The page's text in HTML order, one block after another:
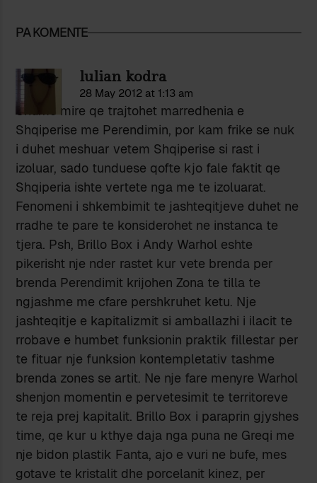
PA KOMENTE
lulian kodra
28 May 2012 at 1:13 am
Shume mire qe trajtohet marredhenia e
Shqiperise me Perendimin, por kam frike se nuk
i duhet meshuar vetem Shqiperise si rast i
izoluar, sado tunduese qofte kjo fale faktit qe
Shqiperia ishte vertete nga me te izoluarat.
Fenomeni i shkembimit te jashteqitjeve duhet ne
rradhe te pare te konsiderohet ne instanca te
tjera. Psh, Brillo Box i Andy Warhol eshte
pikerisht nje nder rastet kur vete brenda per
brenda Perendimit krijohen Zona te tilla te
ngjashme me cfare pershkruhet ketu. Nje
jashteqitje e kapitalizmit si amballazhi i ilacit te
rrobave e humbet funksionin praktik fillestar per
te fituar nje funksion kontempletativ tashme
brenda zones se artit. Ne nje fare menyre Warhol
shenjon momentin e pervetesimit te territoreve
te reja prej kapitalit. Brillo Box i paraprin gjyshes
time, qe kur u kthye daja nga puna ne Greqi me
nje bidon plastik Fanta, ajo e vuri ne bufe, mes
gotave te kristalit dhe porcelanit kinez, per